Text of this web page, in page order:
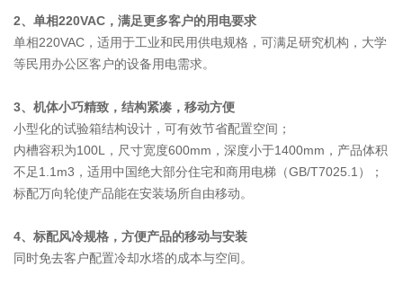
2、单相220VAC，满足更多客户的用电要求
单相220VAC，适用于工业和民用供电规格，可满足研究机构，大学
等民用办公区客户的设备用电需求。
3、机体小巧精致，结构紧凑，移动方便
小型化的试验箱结构设计，可有效节省配置空间；
内槽容积为100L，尺寸宽度600mm，深度小于1400mm，产品体积
不足1.1m3，适用中国绝大部分住宅和商用电梯（GB/T7025.1）；
标配万向轮使产品能在安装场所自由移动。
4、标配风冷规格，方便产品的移动与安装
同时免去客户配置冷却水塔的成本与空间。